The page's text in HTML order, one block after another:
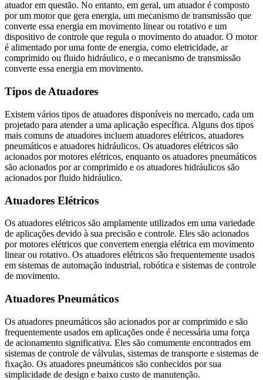
atuador em questão. No entanto, em geral, um atuador é composto
por um motor que gera energia, um mecanismo de transmissão que
converte essa energia em movimento linear ou rotativo e um
dispositivo de controle que regula o movimento do atuador. O motor
é alimentado por uma fonte de energia, como eletricidade, ar
comprimido ou fluido hidráulico, e o mecanismo de transmissão
converte essa energia em movimento.
Tipos de Atuadores
Existem vários tipos de atuadores disponíveis no mercado, cada um
projetado para atender a uma aplicação específica. Alguns dos tipos
mais comuns de atuadores incluem atuadores elétricos, atuadores
pneumáticos e atuadores hidráulicos. Os atuadores elétricos são
acionados por motores elétricos, enquanto os atuadores pneumáticos
são acionados por ar comprimido e os atuadores hidráulicos são
acionados por fluido hidráulico.
Atuadores Elétricos
Os atuadores elétricos são amplamente utilizados em uma variedade
de aplicações devido à sua precisão e controle. Eles são acionados
por motores elétricos que convertem energia elétrica em movimento
linear ou rotativo. Os atuadores elétricos são frequentemente usados
em sistemas de automação industrial, robótica e sistemas de controle
de movimento.
Atuadores Pneumáticos
Os atuadores pneumáticos são acionados por ar comprimido e são
frequentemente usados em aplicações onde é necessária uma força
de acionamento significativa. Eles são comumente encontrados em
sistemas de controle de válvulas, sistemas de transporte e sistemas de
fixação. Os atuadores pneumáticos são conhecidos por sua
simplicidade de design e baixo custo de manutenção.